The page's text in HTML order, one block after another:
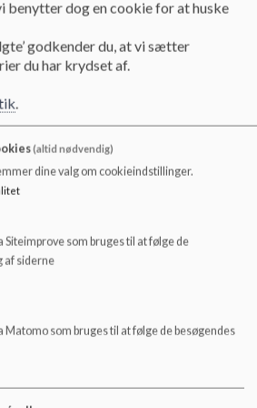
så alle forældre og elever har reel
i videst muligt omfang deltagelse af en
er afholdt elevsamtaler og udfyldt
er tilgængelige for forældrene
så forældrene kan bruge dem som
til skolehjem-samtaler – mindst 1
efter behov (såvel skolens som
afholdes inden nytår og følges op med
med forældrene eller en samtale mellem
om der er brug for ekstra skolehjem-
benytter dog en cookie for at huske
godkender du, at vi sætter
du har krydset af.
.
(altid nødvendig)
dine valg om cookieindstillinger.
som bruges til at følge de
af siderne
som bruges til at følge de besøgendes